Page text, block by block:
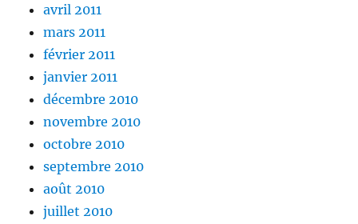
avril 2011
mars 2011
février 2011
janvier 2011
décembre 2010
novembre 2010
octobre 2010
septembre 2010
août 2010
juillet 2010